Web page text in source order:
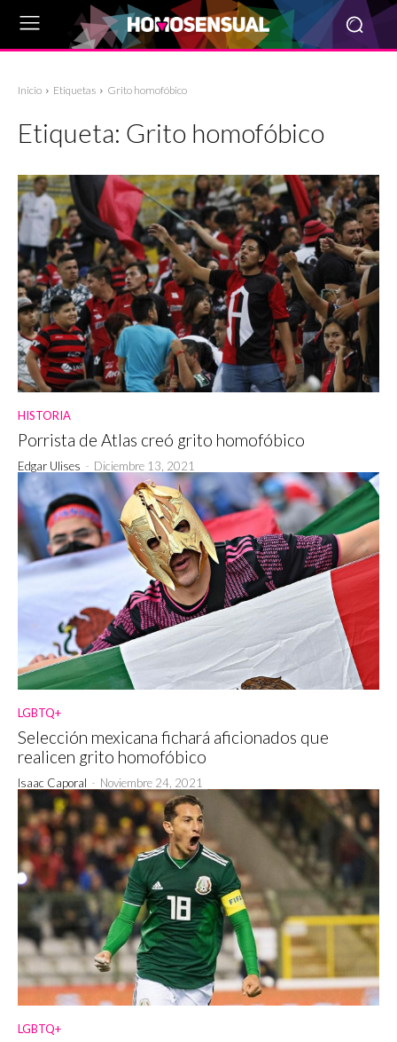
Inicio Etiquetas Grito homofóbico
Etiqueta: Grito homofóbico
HISTORIA
Porrista de Atlas creó grito homofóbico
Edgar Ulises - Diciembre 13, 2021
LGBTQ+
Selección mexicana fichará aficionados que
realicen grito homofóbico
Isaac Caporal - Noviembre 24, 2021
LGBTQ+